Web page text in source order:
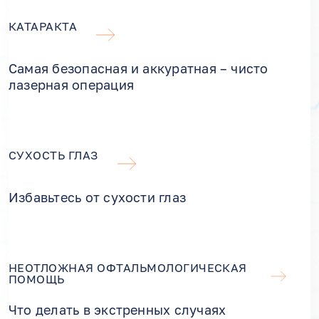
КАТАРАКТА
Самая безопасная и аккуратная – чисто
лазерная операция
СУХОСТЬ ГЛАЗ
Избавьтесь от сухости глаз
НЕОТЛОЖНАЯ ОФТАЛЬМОЛОГИЧЕСКАЯ
ПОМОЩЬ
Что делать в экстренных случаях